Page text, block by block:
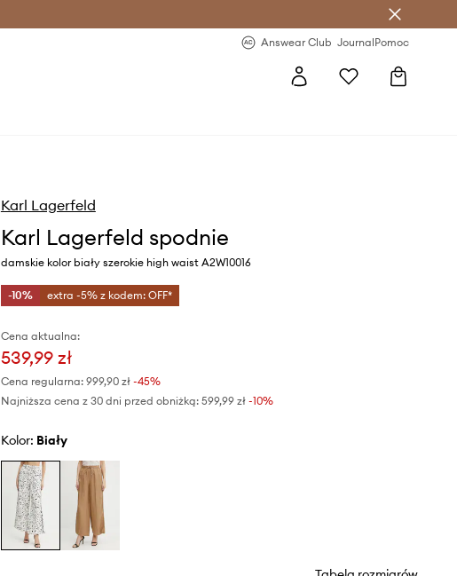
Answear Club JournalPomoc
Karl Lagerfeld
Karl Lagerfeld spodnie
damskie kolor biały szerokie high waist A2W10016
-10% extra -5% z kodem: OFF*
Cena aktualna:
539,99 zł
Cena regularna: 999,90 zł-45%
Najniższa cena z 30 dni przed obniżką: 599,99 zł -10%
Kolor: biały